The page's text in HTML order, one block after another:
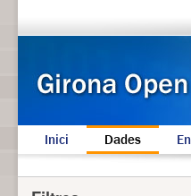
Inici Dades